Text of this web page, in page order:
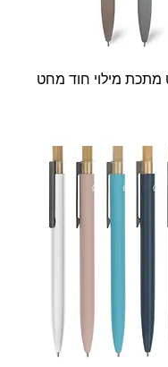
מתכת מילוי חוד מחט